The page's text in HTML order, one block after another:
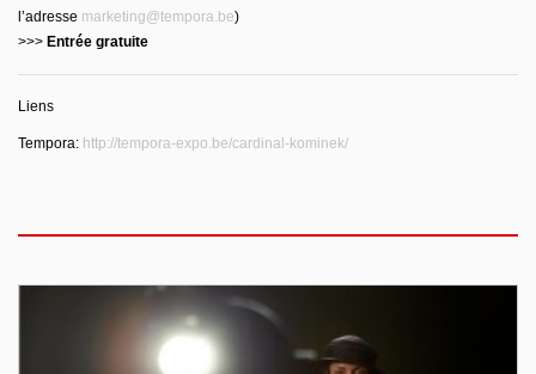
l’adresse marketing@tempora.be)
>>> Entrée gratuite
Liens
Tempora: http://tempora-expo.be/cardinal-kominek/